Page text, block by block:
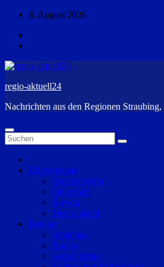
Zum
springen
8. August 2026
regio-aktuell24
Nachrichten aus den Regionen
Überregional
Niederbayern
Oberpfalz
Bayern
Deutschland
Region
Straubing
Bogen
Geiselhöring